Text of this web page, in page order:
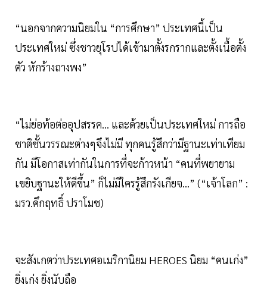
“นอกจากความนิยมใน “การศึกษา” ประเทศนี้เป็น
ประเทศใหม่ ซึ่งชาวยุโรปได้เข้ามาตั้งรกรากและตั้งเนื้อตั้ง
ตัว หักร้างถางพง”
“ไม่ย่อท้อต่ออุปสรรค... และด้วยเป็นประเทศใหม่ การถือ
ชาติชั้นวรรณะต่างๆจึงไม่มี ทุกคนรู้สึกว่ามีฐานะเท่าเทียม
กัน มีโอกาสเท่ากันในการที่จะก้าวหน้า “คนที่พยายาม
เขยิบฐานะให้ดีขึ้น” ก็ไม่มีใครรู้สึกรังเกียจ...” (“เจ้าโลก” :
มรว.คึกฤทธิ์ ปราโมช)
จะสังเกตว่าประเทศอเมริกานิยม HEROES นิยม “คนเก่ง”
ยิ่งเก่ง ยิ่งนับถือ